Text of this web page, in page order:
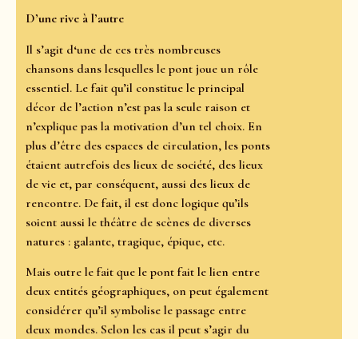
D’une rive à l’autre
Il s’agit d‘une de ces très nombreuses
chansons dans lesquelles le pont joue un rôle
essentiel. Le fait qu’il constitue le principal
décor de l’action n’est pas la seule raison et
n’explique pas la motivation d’un tel choix. En
plus d’être des espaces de circulation, les ponts
étaient autrefois des lieux de société, des lieux
de vie et, par conséquent, aussi des lieux de
rencontre. De fait, il est donc logique qu’ils
soient aussi le théâtre de scènes de diverses
natures : galante, tragique, épique, etc.
Mais outre le fait que le pont fait le lien entre
deux entités géographiques, on peut également
considérer qu’il symbolise le passage entre
deux mondes. Selon les cas il peut s’agir du